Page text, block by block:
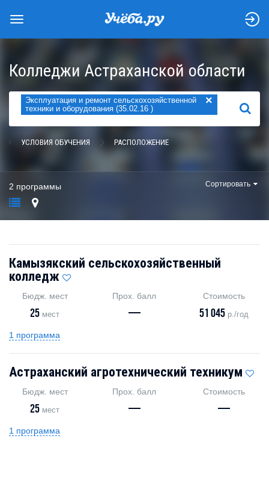
Колледжи Астраханской области
Эксплуатация и ремонт сельскохозяйственной
техники и оборудования (35.02.16 )
×
НАЙТИ
УСЛОВИЯ ОБУЧЕНИЯ РАСПОЛОЖЕНИЕ
2 программы Сортировать
Камызякский сельскохозяйственный
колледж
Бюдж. мест
25 мест
Прох. балл
—
Стоимость
51 045 р./год
1 программа
Астраханский агротехнический техникум
Бюдж. мест
25 мест
Прох. балл
—
Стоимость
—
1 программа